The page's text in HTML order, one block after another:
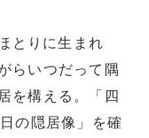
とりに生まれ
らいつだって隅
を構える。「四
の隠居像」を確